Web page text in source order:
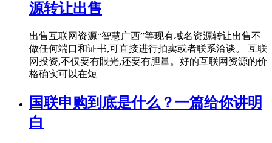
源转让出售
出售互联网资源“智慧广西”等现有域名资源转让出售不
做任何端口和证书,可直接进行拍卖或者联系洽谈。 互联
网投资,不仅要有眼光,还要有胆量。好的互联网资源的价
格确实可以在短
国联申购到底是什么？一篇给你讲明
白